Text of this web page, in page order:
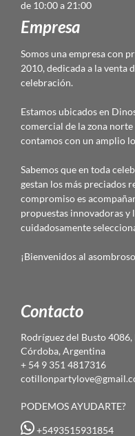
de 10:00 a 21:00
Empresa
Somos una empresa con
2010, dedicada a la venta
celebración.
Estamos ubicados en
comercial de la zona
contamos con un amplio
Sabemos que en toda
gestan los más preciados
compromiso es
propuestas innovadoras y
cuidadosamente
¡Bienvenidos al
Contacto
Rodríguez del Busto
Córdoba, Argentina
+ 54 9 351 4817316
PODEMOS AYUDARTE?
+5493515931854